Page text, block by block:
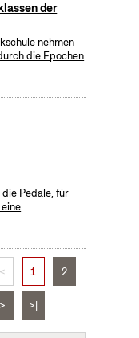
der
nehmen
die Epochen
Pedale, für
< 1 2
> >|